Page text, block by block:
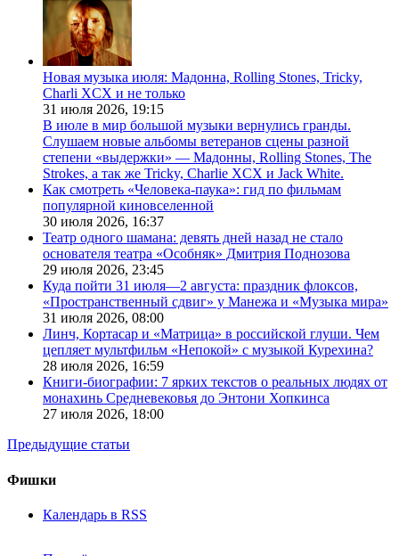
Новая музыка июля: Мадонна, Rolling Stones, Tricky,
Charli XCX и не только
31 июля 2026, 19:15
В июле в мир большой музыки вернулись гранды.
Слушаем новые альбомы ветеранов сцены разной
степени «выдержки» — Мадонны, Rolling Stones, The
Strokes, а так же Tricky, Charlie XCX и Jack White.
Как смотреть «Человека-паука»: гид по фильмам
популярной киновселенной
30 июля 2026, 16:37
Театр одного шамана: девять дней назад не стало
основателя театра «Особняк» Дмитрия Поднозова
29 июля 2026, 23:45
Куда пойти 31 июля—2 августа: праздник флоксов,
«Пространственный сдвиг» у Манежа и «Музыка мира»
31 июля 2026, 08:00
Линч, Кортасар и «Матрица» в российской глуши. Чем
цепляет мультфильм «Непокой» с музыкой Курехина?
28 июля 2026, 16:59
Книги-биографии: 7 ярких текстов о реальных людях от
монахинь Средневековья до Энтони Хопкинса
27 июля 2026, 18:00
Предыдущие статьи
Фишки
Календарь в RSS